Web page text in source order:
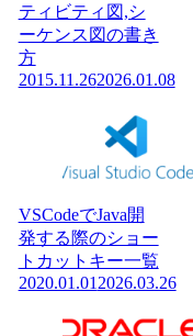
ティビティ図,シ
ーケンス図の書き
方
2015.11.262026.01.08
VSCodeでJava開
発する際のショー
トカットキー一覧
2020.01.01 2026.03.26